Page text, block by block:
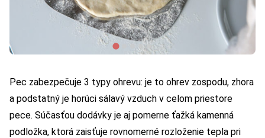
Pec zabezpečuje 3 typy ohrevu: je to ohrev zospodu, zhora
a podstatný je horúci sálavý vzduch v celom priestore
pece. Súčasťou dodávky je aj pomerne ťažká kamenná
podložka, ktorá zaisťuje rovnomerné rozloženie tepla pri